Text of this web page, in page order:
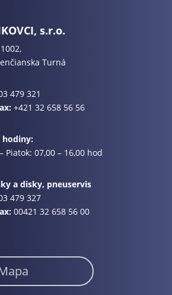
s.r.o.
Turná
479 321
+421 32 658 56 56
hodiny:
Piatok: 07,00 – 16,00 hod
a disky, pneuservis
479 327
00421 32 658 56 00